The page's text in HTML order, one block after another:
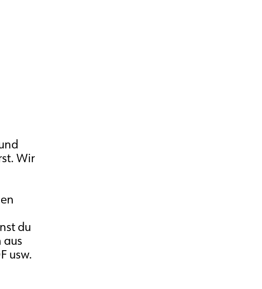
Wir
du
usw.